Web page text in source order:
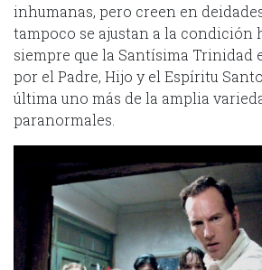
inhumanas, pero creen en
tampoco se ajustan a la condición
siempre que la Santísima Trinidad
por el Padre, Hijo y el Espíritu
última uno más de la amplia
paranormales.